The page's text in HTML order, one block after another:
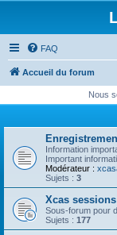
FAQ
Accueil du forum
Nous
Information
Important
Modérateur :
Sujets : 3
Xcas sessions
Sous-forum pour
Sujets : 177